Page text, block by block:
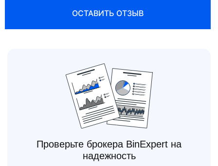
ОСТАВИТЬ ОТЗЫВ
Проверьте брокера BinExpert на
надежность